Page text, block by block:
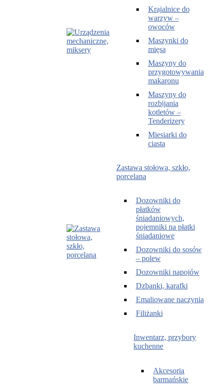
Krajalnice do
warzyw –
owoców
Maszynki do
mięsa
Maszyny do
przygotowywania
makaronu
Maszyny do
rozbijania
kotletów –
Tenderizery
Miesiarki do
ciasta
Zastawa stołowa, szkło,
porcelana
Dozowniki do
płatków
śniadaniowych,
pojemniki na płatki
śniadaniowe
Dozowniki do sosów
– polew
Dozowniki napojów
Dzbanki, karafki
Emaliowane naczynia
Filiżanki
Inwentarz, przybory
kuchenne
Akcesoria
barmańskie